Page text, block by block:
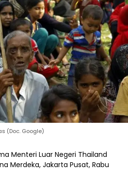
(Doc. Google)
Menteri Luar Negeri Thailand
Merdeka, Jakarta Pusat, Rabu